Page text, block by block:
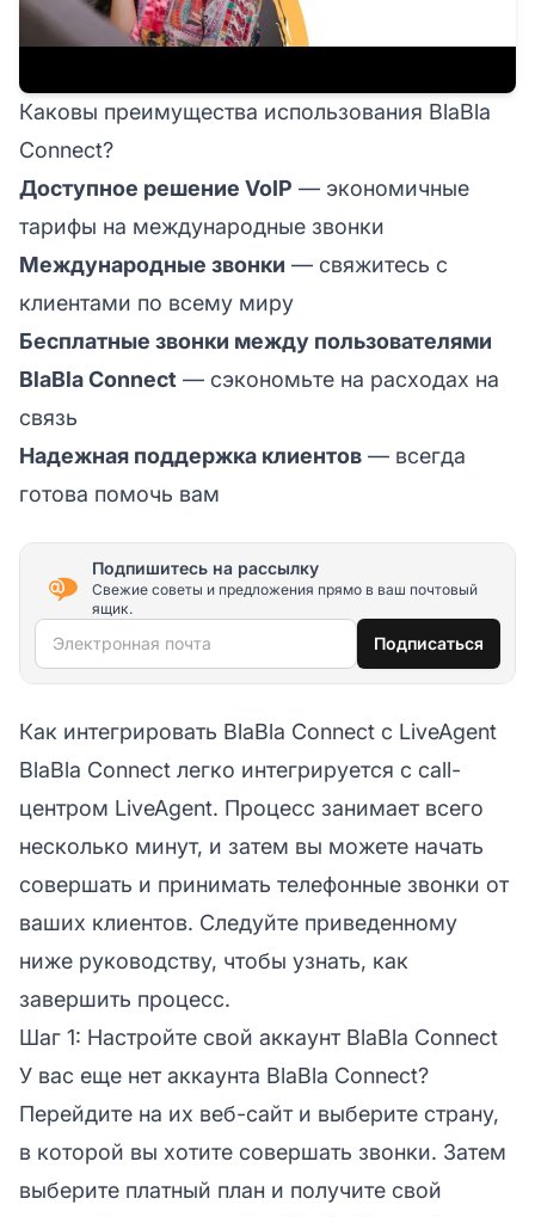
Каковы преимущества использования BlaBla
Connect?
Доступное решение VoIP — экономичные
тарифы на международные звонки
Международные звонки — свяжитесь с
клиентами по всему миру
Бесплатные звонки между пользователями
BlaBla Connect — сэкономьте на расходах на
связь
Надежная поддержка клиентов — всегда
готова помочь вам
Подпишитесь на рассылку
Свежие советы и предложения прямо в ваш почтовый
ящик.
Электронная почта Подписаться
Как интегрировать BlaBla Connect с LiveAgent
BlaBla Connect легко интегрируется с call-
центром LiveAgent. Процесс занимает всего
несколько минут, и затем вы можете начать
совершать и принимать телефонные звонки от
ваших клиентов. Следуйте приведенному
ниже руководству, чтобы узнать, как
завершить процесс.
Шаг 1: Настройте свой аккаунт BlaBla Connect
У вас еще нет аккаунта BlaBla Connect?
Перейдите на их веб-сайт и выберите страну,
в которой вы хотите совершать звонки. Затем
выберите платный план и получите свой